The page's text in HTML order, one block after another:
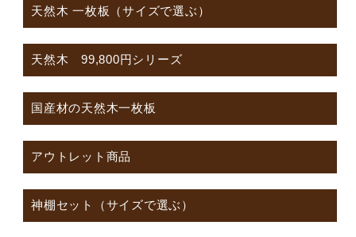
天然木 一枚板（サイズで選ぶ）
天然木 99,800円シリーズ
国産材の天然木一枚板
アウトレット商品
神棚セット（サイズで選ぶ）